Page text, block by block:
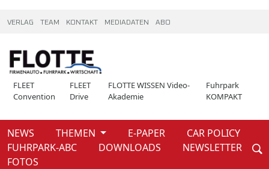
VERLAG TEAM KONTAKT MEDIADATEN ABO
FLEET
Convention
FLEET
Drive
FLOTTE WISSEN Video-
Akademie
Fuhrpark
KOMPAKT
NEWS THEMEN E-PAPER
CAR POLICY
FUHRPARK-ABC
DOWNLOADS
NEWSLETTER
FOTOS
Weiter
News